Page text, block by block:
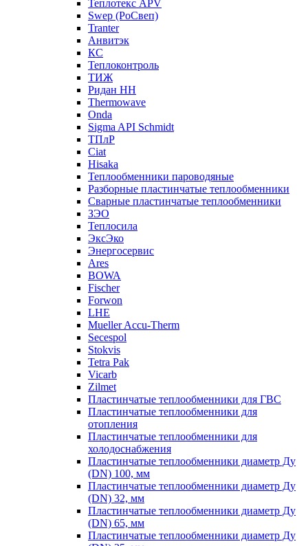
Теплотекс APV
Swep (РоСвеп)
Tranter
Анвитэк
КС
Теплоконтроль
ТИЖ
Ридан НН
Thermowave
Onda
Sigma API Schmidt
ТПлР
Ciat
Hisaka
Теплообменники пароводяные
Разборные пластинчатые теплообменники
Сварные пластинчатые теплообменники
ЗЭО
Теплосила
ЭксЭко
Энергосервис
Ares
BOWA
Fischer
Forwon
LHE
Mueller Accu-Therm
Secespol
Stokvis
Tetra Pak
Vicarb
Zilmet
Пластинчатые теплообменники для ГВС
Пластинчатые теплообменники для
отопления
Пластинчатые теплообменники для
холодоснабжения
Пластинчатые теплообменники диаметр Ду
(DN) 100, мм
Пластинчатые теплообменники диаметр Ду
(DN) 32, мм
Пластинчатые теплообменники диаметр Ду
(DN) 65, мм
Пластинчатые теплообменники диаметр Ду